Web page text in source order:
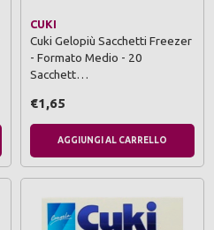
CUKI
Cuki Gelopiù Sacchetti Freezer
- Formato Medio - 20
Sacchett…
€1,65
AGGIUNGI AL CARRELLO